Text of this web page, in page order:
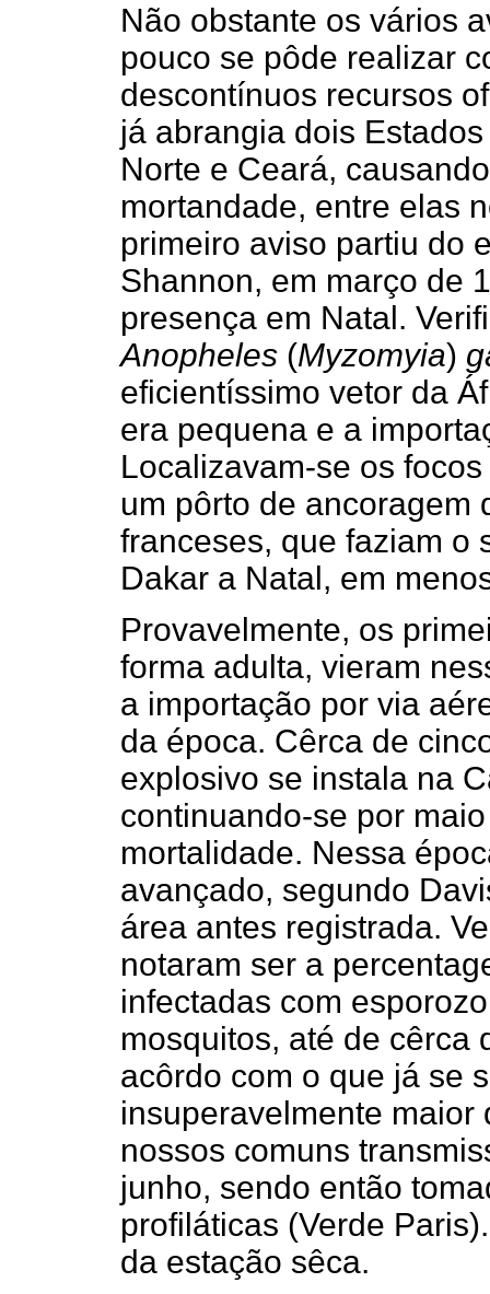
Não obstante os vários
pouco se pôde realizar
descontínuos recursos
já abrangia dois
Norte e Ceará,
mortandade, entre elas
primeiro aviso partiu do
Shannon, em março de
presença em Natal.
Anopheles (Myzomyia)
eficientíssimo vetor da
era pequena e a
Localizavam-se os
um pôrto de ancoragem
franceses, que faziam o
Dakar a Natal, em
Provavelmente, os
forma adulta, vieram
a importação por via
da época. Cêrca de
explosivo se instala na
continuando-se por
mortalidade. Nessa
avançado, segundo
área antes registrada.
notaram ser a
infectadas com
mosquitos, até de cêrca
acôrdo com o que já se
insuperavelmente maior
nossos comuns
junho, sendo então
profiláticas (Verde
da estação sêca.